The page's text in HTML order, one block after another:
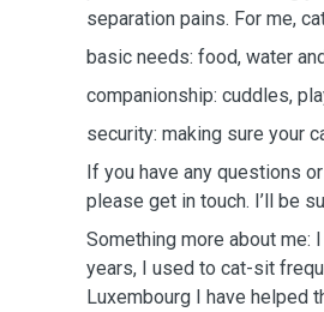
separation pains. For me,
basic needs: food, water
companionship: cuddles,
security: making sure your
If you have any questions
please get in touch. I’ll be
Something more about me:
years, I used to cat-sit
Luxembourg I have helped